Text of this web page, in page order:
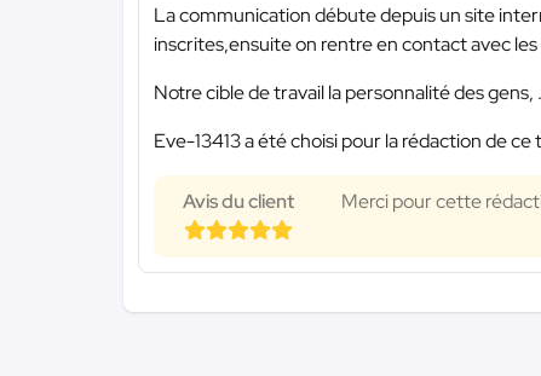
La communication débute depuis un site
inscrites,ensuite on rentre en contact avec les
Notre cible de travail la personnalité des gens,
Eve-13413 a été choisi pour la rédaction de ce
Avis du client Merci pour cette